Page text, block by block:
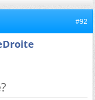
#92